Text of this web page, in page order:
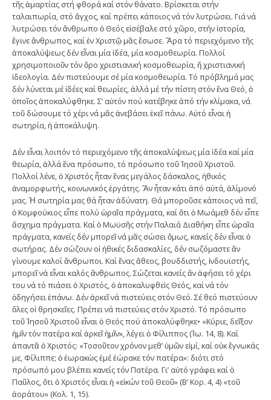
τῆς ἁμαρτίας στή φθορά καί στόν θάνατο. Βρίσκεται στήν
ταλαιπωρία, στό ἄγχος, καί πρέπει κάποιος νά τόν λυτρώσει. Γιά νά
λυτρώσει τόν ἄνθρωπο ὁ Θεός εἰσέβαλε στό χῶρο, στήν ἱστορία,
ἔγινε ἄνθρωπος, καί ἐν Χριστῷ μᾶς ἔσωσε. Ἄρα τό περιεχόμενο τῆς
ἀποκαλύψεως δέν εἶναι μία ἰδέα, μία κοσμοθεωρία. Πολλοί
χρησιμοποιοῦν τόν ὅρο χριστιανική κοσμοθεωρία, ἤ χριστιανική
ἰδεολογία. Δέν πιστεύουμε σέ μία κοσμοθεωρία. Τό πρόβλημά μας
δέν λύνεται μέ ἰδέες καί θεωρίες, ἀλλά μέ τήν πίστη στόν ἕνα Θεό, ὁ
ὁποῖος ἀποκαλύφθηκε. Σ’ αὐτόν πού κατέβηκε ἀπό τήν κλίμακα, νά
τοῦ δώσουμε τό χέρι νά μᾶς ἀνεβάσει ἐκεῖ πάνω. Αὐτό εἶναι ἡ
σωτηρία, ἡ ἀποκάλυψη.
Δέν εἶναι λοιπόν τό περιεχόμενο τῆς ἀποκαλύψεως μία ἰδέα καί μία
θεωρία, ἀλλά ἕνα πρόσωπο, τό πρόσωπο τοῦ Ἰησοῦ Χριστοῦ.
Πολλοί λένε, ὁ Χριστός ἦταν ἕνας μεγάλος δάσκαλος, ἠθικός
ἀναμορφωτής, κοινωνικός ἐργάτης. Ἄν ἦταν κάτι ἀπό αὐτά, ἀλίμονό
μας. Ἡ σωτηρία μας θά ἦταν ἀδύνατη. Θά μποροῦσε κάποιος νά πεῖ,
ὁ Κομφούκιος εἶπε πολύ ὡραῖα πράγματα, καί ὅτι ὁ Μωάμεθ δέν εἶπε
ἄσχημα πράγματα. Καί ὁ Μωϋσῆς στήν Παλαιά Διαθήκη εἶπε ὡραῖα
πράγματα, κανείς δέν μπορεῖ νά μᾶς σώσει ὅμως, κανείς δέν εἶναι ὁ
σωτήρας. Δέν σώζουν οἱ ἠθικές διδασκαλίες, δέν σωζόμαστε ἄν
γίνουμε καλοί ἄνθρωποι. Καί ἕνας ἄθεος, βουδδιστής, ἰνδουϊστής,
μπορεῖ νά εἶναι καλός ἄνθρωπος. Σώζεται κανείς ἄν ἀφήσει τό χέρι
του νά τό πιάσει ὁ Χριστός, ὁ ἀποκαλυφθεὶς Θεός, καί νά τόν
ὁδηγήσει ἐπάνω. Δέν ἀρκεῖ νά πιστεύεις στόν Θεό. Σέ θεό πιστεύουν
ὅλες οἱ θρησκεῖες. Πρέπει νά πιστεύεις στόν Χριστό. Τό πρόσωπο
τοῦ Ἰησοῦ Χριστοῦ εἶναι ὁ Θεός πού ἀποκαλύφθηκε• «Κύριε, δεῖξον
ἡμῖν τόν πατέρα καί ἀρκεῖ ἡμῖν», λέγει ὁ Φίλιππος (Ἰω. 14, 8). Καί
ἀπαντᾶ ὁ Χριστός: «Τοσοῦτον χρόνον μεθ’ ὑμῶν εἰμί, καί οὐκ ἔγνωκάς
με, Φίλιππε; ὁ ἑωρακὼς ἐμέ ἑώρακε τόν πατέρα»: διότι στό
πρόσωπό μου βλέπει κανείς τόν Πατέρα. Γι’ αὐτό γράφει καί ὁ
Παῦλος, ὅτι ὁ Χριστός εἶναι ἡ «εἰκών τοῦ Θεοῦ» (Β’ Κορ. 4, 4) «τοῦ
ἀοράτου» (Κολ. 1, 15).